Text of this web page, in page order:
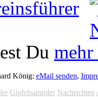
Du
König: eMail senden,
Gipfelsammler Nachrichten